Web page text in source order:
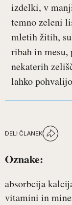
izdelki, v
temno zeleni
mletih žitih,
ribah in mesu,
nekaterih
lahko
DELI ČLANEK
Oznake:
absorbcija
vitamini in